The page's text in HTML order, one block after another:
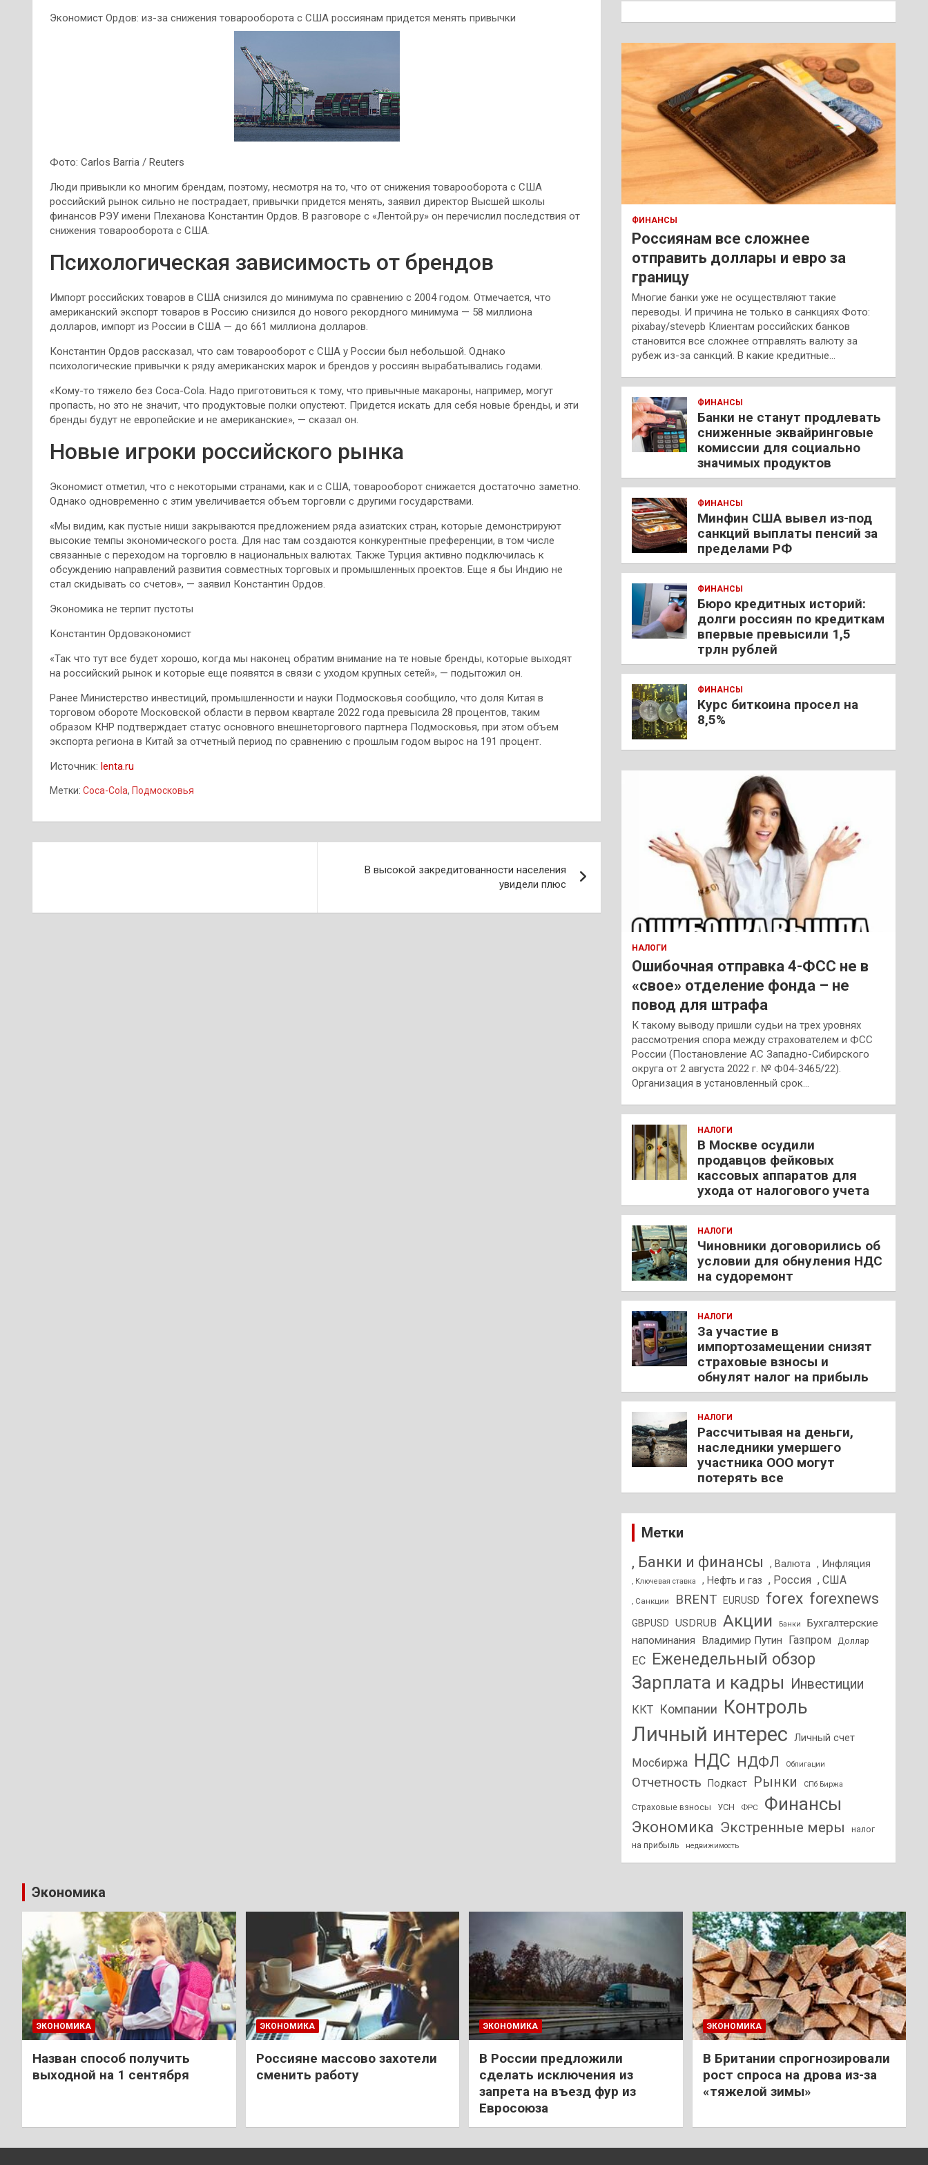
Экономист Ордов: из-за снижения товарооборота с США россиянам придется менять привычки
Фото: Carlos Barria / Reuters
Люди привыкли ко многим брендам, поэтому, несмотря на то, что от снижения товарооборота с США
российский рынок сильно не пострадает, привычки придется менять, заявил директор Высшей школы
финансов РЭУ имени Плеханова Константин Ордов. В разговоре с «Лентой.ру» он перечислил последствия от
снижения товарооборота с США.
Психологическая зависимость от брендов
Импорт российских товаров в США снизился до минимума по сравнению с 2004 годом. Отмечается, что
американский экспорт товаров в Россию снизился до нового рекордного минимума — 58 миллиона
долларов, импорт из России в США — до 661 миллиона долларов.
Константин Ордов рассказал, что сам товарооборот с США у России был небольшой. Однако
психологические привычки к ряду американских марок и брендов у россиян вырабатывались годами.
«Кому-то тяжело без Coca-Cola. Надо приготовиться к тому, что привычные макароны, например, могут
пропасть, но это не значит, что продуктовые полки опустеют. Придется искать для себя новые бренды, и эти
бренды будут не европейские и не американские», — сказал он.
Новые игроки российского рынка
Экономист отметил, что с некоторыми странами, как и с США, товарооборот снижается достаточно заметно.
Однако одновременно с этим увеличивается объем торговли с другими государствами.
«Мы видим, как пустые ниши закрываются предложением ряда азиатских стран, которые демонстрируют
высокие темпы экономического роста. Для нас там создаются конкурентные преференции, в том числе
связанные с переходом на торговлю в национальных валютах. Также Турция активно подключилась к
обсуждению направлений развития совместных торговых и промышленных проектов. Еще я бы Индию не
стал скидывать со счетов», — заявил Константин Ордов.
Экономика не терпит пустоты
Константин Ордовэкономист
«Так что тут все будет хорошо, когда мы наконец обратим внимание на те новые бренды, которые выходят
на российский рынок и которые еще появятся в связи с уходом крупных сетей», — подытожил он.
Ранее Министерство инвестиций, промышленности и науки Подмосковья сообщило, что доля Китая в
торговом обороте Московской области в первом квартале 2022 года превысила 28 процентов, таким
образом КНР подтверждает статус основного внешнеторгового партнера Подмосковья, при этом объем
экспорта региона в Китай за отчетный период по сравнению с прошлым годом вырос на 191 процент.
Источник: lenta.ru
Метки: Coca-Cola, Подмосковья
записям
В высокой закредитованности населения
увидели плюс
к
ФИНАНСЫ
Россиянам все сложнее
отправить доллары и евро за
границу
Многие банки уже не осуществляют такие
переводы. И причина не только в санкциях Фото:
pixabay/stevepb Клиентам российских банков
становится все сложнее отправлять валюту за
рубеж из-за санкций. В какие кредитные…
ФИНАНСЫ
Банки не станут продлевать
сниженные эквайринговые
комиссии для социально
значимых продуктов
ФИНАНСЫ
Минфин США вывел из-под
санкций выплаты пенсий за
пределами РФ
ФИНАНСЫ
Бюро кредитных историй:
долги россиян по кредиткам
впервые превысили 1,5
трлн рублей
ФИНАНСЫ
Курс биткоина просел на
8,5%
НАЛОГИ
Ошибочная отправка 4-ФСС не в
«свое» отделение фонда – не
повод для штрафа
К такому выводу пришли судьи на трех уровнях
рассмотрения спора между страхователем и ФСС
России (Постановление АС Западно-Сибирского
округа от 2 августа 2022 г. № Ф04-3465/22).
Организация в установленный срок…
НАЛОГИ
В Москве осудили
продавцов фейковых
кассовых аппаратов для
ухода от налогового учета
НАЛОГИ
Чиновники договорились об
условии для обнуления НДС
на судоремонт
НАЛОГИ
За участие в
импортозамещении снизят
страховые взносы и
обнулят налог на прибыль
НАЛОГИ
Рассчитывая на деньги,
наследники умершего
участника ООО могут
потерять все
Метки
, Банки и финансы , Валюта , Инфляция
, Ключевая ставка , Нефть и газ , Россия , США
, Санкции BRENT EURUSD forex forexnews
GBPUSD USDRUB Акции Банки
Бухгалтерские
напоминания
Владимир Путин Газпром Доллар
ЕС Еженедельный обзор
Зарплата и кадры Инвестиции
ККТ Компании Контроль
Личный интерес Личный счет
Мосбиржа НДС НДФЛ Облигации
Отчетность Подкаст Рынки СПб Биржа
Страховые взносы УСН ФРС Финансы
Экономика Экстренные меры
налог
на прибыль
недвижимость
Экономика
ЭКОНОМИКА
Назван способ получить
выходной на 1 сентября
ЭКОНОМИКА
Россияне массово захотели
сменить работу
ЭКОНОМИКА
В России предложили
сделать исключения из
запрета на въезд фур из
Евросоюза
ЭКОНОМИКА
В Британии спрогнозировали
рост спроса на дрова из-за
«тяжелой зимы»